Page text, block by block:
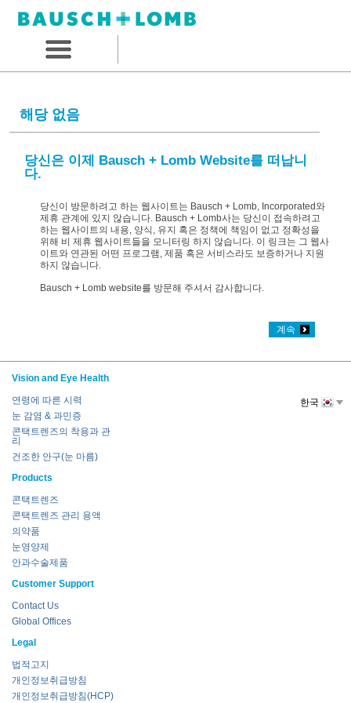
해당 없음
당신은 이제 Bausch + Lomb Website를 떠납니
다.
당신이 방문하려고 하는 웹사이트는 Bausch + Lomb, Incorporated와
제휴 관계에 있지 않습니다. Bausch + Lomb사는 당신이 접속하려고
하는 웹사이트의 내용, 양식, 유지 혹은 정책에 책임이 없고 정확성을
위해 비 제휴 웹사이트들을 모니터링 하지 않습니다. 이 링크는 그 웹사
이트와 연관된 어떤 프로그램, 제품 혹은 서비스라도 보증하거나 지원
하지 않습니다.
Bausch + Lomb website를 방문해 주셔서 감사합니다.
계속
Vision and Eye Health
연령에 따른 시력
눈 감염 & 과민증
콘택트렌즈의 착용과 관
리
건조한 안구(눈 마름)
Products
콘택트렌즈
콘택트렌즈 관리 용액
의약품
눈영양제
안과수술제품
Customer Support
Contact Us
Global Offices
Legal
법적고지
개인정보취급방침
개인정보취급방침(HCP)
한국